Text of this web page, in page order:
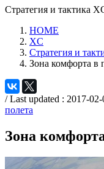
Стратегия и тактика
HOME
XC
Стратегия и
Зона комфорта в
/ Last updated : 2017-02-
полета
Зона